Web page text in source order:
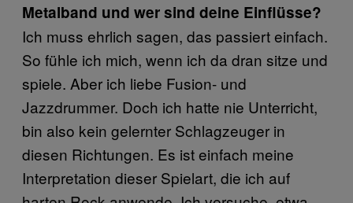
Metalband und wer sind deine Einflüsse?
Ich muss ehrlich sagen, das passiert einfach.
So fühle ich mich, wenn ich da dran sitze und
spiele. Aber ich liebe Fusion- und
Jazzdrummer. Doch ich hatte nie Unterricht,
bin also kein gelernter Schlagzeuger in
diesen Richtungen. Es ist einfach meine
Interpretation dieser Spielart, die ich auf